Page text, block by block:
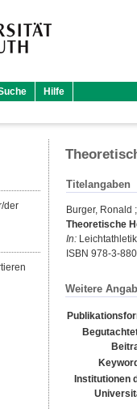
Hilfe
der
Titelangaben
Burger, Ronald ;
Theoretische
In:
ISBN 978-3-
Weitere
Institutionen